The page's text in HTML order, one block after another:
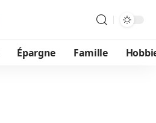
Épargne Famille